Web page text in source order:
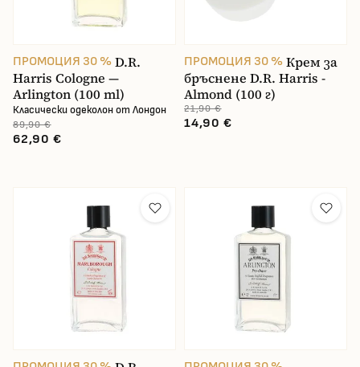
ПРОМОЦИЯ 30 % D.R.
Harris Cologne —
Arlington (100 ml)
Класически одеколон от Лондон
89,90 €
62,90 €
ПРОМОЦИЯ 30 % Крем за
бръснене D.R. Harris -
Almond (100 г)
21,90 €
14,90 €